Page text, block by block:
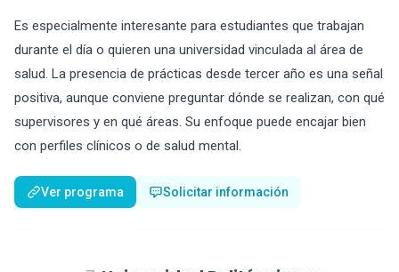
Es especialmente interesante para estudiantes que trabajan
durante el día o quieren una universidad vinculada al área de
salud. La presencia de prácticas desde tercer año es una señal
positiva, aunque conviene preguntar dónde se realizan, con qué
supervisores y en qué áreas. Su enfoque puede encajar bien
con perfiles clínicos o de salud mental.
Ver programa Solicitar información